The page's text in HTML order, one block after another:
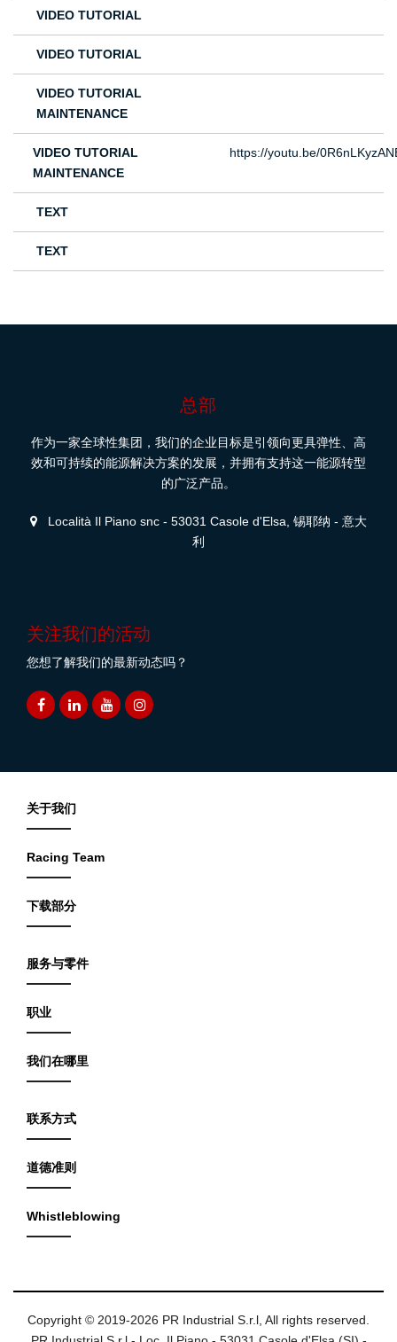
VIDEO TUTORIAL
VIDEO TUTORIAL
VIDEO TUTORIAL
MAINTENANCE
VIDEO TUTORIAL
MAINTENANCE
https://youtu.be/
TEXT
TEXT
总部
作为一家全球性集团，我们的企业目标是引领向更具弹性、高
效和可持续的能源解决方案的发展，并拥有支持这一能源转型
的广泛产品。
Località Il Piano snc - 53031 Casole d'Elsa, 锡耶纳 - 意大
利
关注我们的活动
您想了解我们的最新动态吗？
关于我们
Racing Team
下载部分
服务与零件
职业
我们在哪里
联系方式
道德准则
Whistleblowing
Copyright © 2019-2026 PR Industrial S.r.l, All rights reserved.